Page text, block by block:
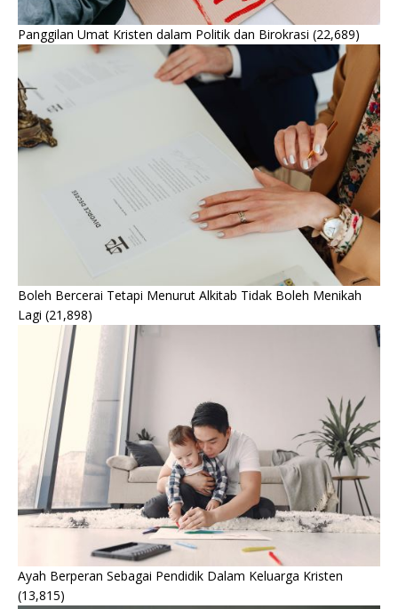
Panggilan Umat Kristen dalam Politik dan Birokrasi (22,689)
Boleh Bercerai Tetapi Menurut Alkitab Tidak Boleh Menikah
Lagi (21,898)
Ayah Berperan Sebagai Pendidik Dalam Keluarga Kristen
(13,815)